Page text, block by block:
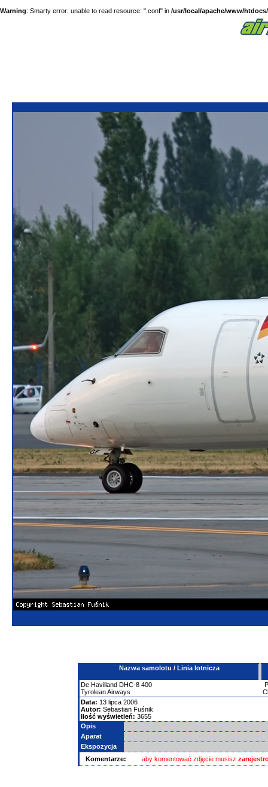
Warning: Smarty error: unable to read resource: ".conf" in /usr/local/apache/www/
Nazwa samolotu / Linia lotnicza
De Havilland DHC-8 400
Tyrolean Airways
Data: 13 lipca 2006
Autor: Sebastian Fuśnik
Ilość wyświetleń: 3655
Opis
Aparat
Ekspozycja
Komentarze:
aby komentować zdjęcie musisz